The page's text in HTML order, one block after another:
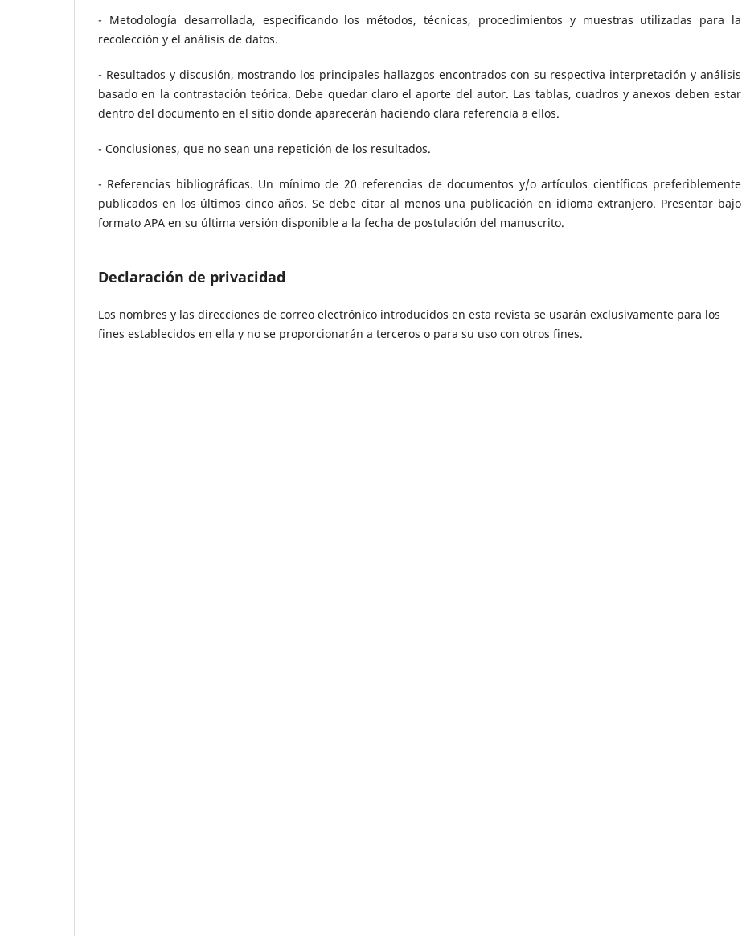
- Metodología desarrollada, especificando los métodos, técnicas, procedimientos y muestras utilizadas para la
recolección y el análisis de datos.
- Resultados y discusión, mostrando los principales hallazgos encontrados con su respectiva interpretación y análisis
basado en la contrastación teórica. Debe quedar claro el aporte del autor. Las tablas, cuadros y anexos deben estar
dentro del documento en el sitio donde aparecerán haciendo clara referencia a ellos.
- Conclusiones, que no sean una repetición de los resultados.
- Referencias bibliográficas. Un mínimo de 20 referencias de documentos y/o artículos científicos preferiblemente
publicados en los últimos cinco años. Se debe citar al menos una publicación en idioma extranjero. Presentar bajo
formato APA en su última versión disponible a la fecha de postulación del manuscrito.
Declaración de privacidad
Los nombres y las direcciones de correo electrónico introducidos en esta revista se usarán exclusivamente para los
fines establecidos en ella y no se proporcionarán a terceros o para su uso con otros fines.